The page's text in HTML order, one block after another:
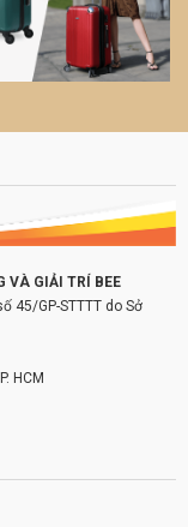
VÀ GIẢI TRÍ BEE
45/GP-STTTT do Sở
HCM